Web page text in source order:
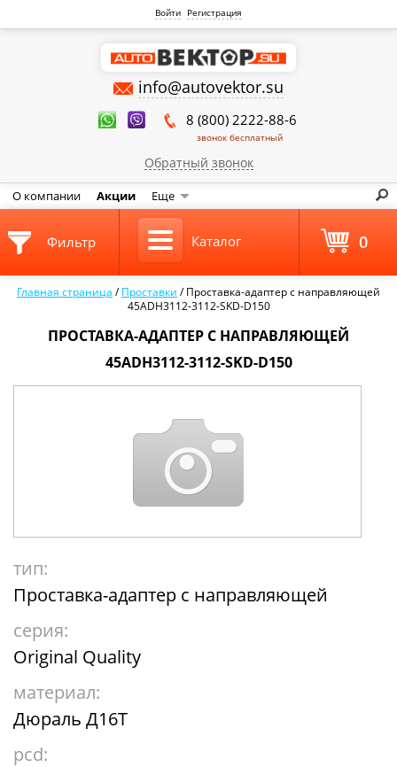
Войти Регистрация
info@autovektor.su
8 (800) 2222-88-6
звонок бесплатный
Обратный звонок
О компании Акции Еще
Главная страница /Проставки /Проставка-адаптер с направляющей
45ADH3112-3112-SKD-D150
ПРОСТАВКА-АДАПТЕР С НАПРАВЛЯЮЩЕЙ
45ADH3112-3112-SKD-D150
тип:
Проставка-адаптер с направляющей
серия:
Original Quality
материал:
Дюраль Д16Т
pcd:
Фильтр Каталог 0